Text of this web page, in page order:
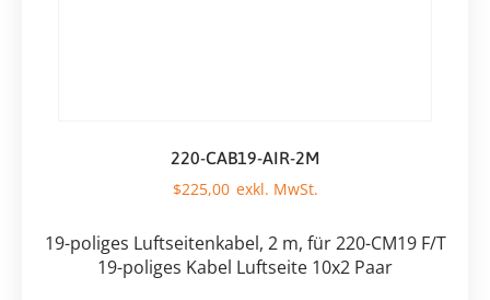
220-CAB19-AIR-2M
$225,00
19-poliges Luftseitenkabel, 2 m, für 220-CM19 F/T
19-poliges Kabel Luftseite 10x2 Paar